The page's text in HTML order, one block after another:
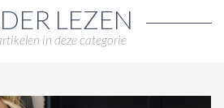
LEZEN
in deze categorie